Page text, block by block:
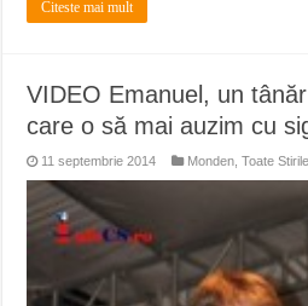
Citeste mai mult
VIDEO Emanuel, un
care o să mai auzim cu
11 septembrie 2014 Monden ,Toate Stirile